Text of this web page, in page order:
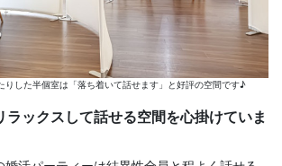
りした半個室は「落ち着いて話せます」と好評の空間です♪
ラックスして話せる空間を心掛けていま